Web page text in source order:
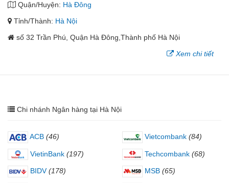
Quận/Huyện: Hà Đông
Tỉnh/Thành: Hà Nội
số 32 Trần Phú, Quận Hà Đông,Thành phố Hà Nội
Xem chi tiết
Chi nhánh Ngân hàng tại Hà Nội
ACB (46) Vietcombank (84)
VietinBank (197) Techcombank (68)
BIDV (178) MSB (65)